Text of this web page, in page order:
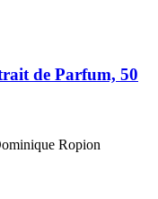
de Parfum, 50
Ropion